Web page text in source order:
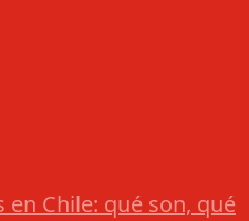
Chile: qué son, qué